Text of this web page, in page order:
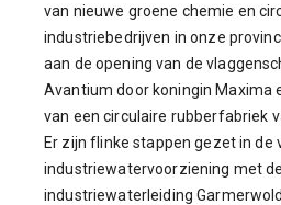
van nieuwe groene chemie en
industriebedrijven in onze
aan de opening van de
Avantium door koningin Maxima
van een circulaire rubberfabriek
Er zijn flinke stappen gezet in de
industriewatervoorziening met
industriewaterleiding